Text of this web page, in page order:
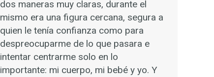
dos maneras muy claras, durante el
mismo era una figura cercana, segura a
quien le tenía confianza como para
despreocuparme de lo que pasara e
intentar centrarme solo en lo
importante: mi cuerpo, mi bebé y yo. Y